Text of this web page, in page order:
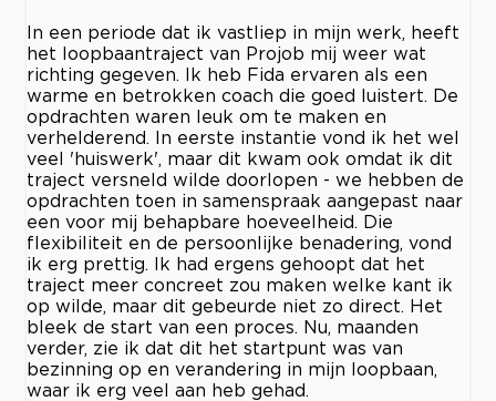
In een periode dat ik vastliep in mijn werk, heeft
het loopbaantraject van Projob mij weer wat
richting gegeven. Ik heb Fida ervaren als een
warme en betrokken coach die goed luistert. De
opdrachten waren leuk om te maken en
verhelderend. In eerste instantie vond ik het wel
veel 'huiswerk', maar dit kwam ook omdat ik dit
traject versneld wilde doorlopen - we hebben de
opdrachten toen in samenspraak aangepast naar
een voor mij behapbare hoeveelheid. Die
flexibiliteit en de persoonlijke benadering, vond
ik erg prettig. Ik had ergens gehoopt dat het
traject meer concreet zou maken welke kant ik
op wilde, maar dit gebeurde niet zo direct. Het
bleek de start van een proces. Nu, maanden
verder, zie ik dat dit het startpunt was van
bezinning op en verandering in mijn loopbaan,
waar ik erg veel aan heb gehad.